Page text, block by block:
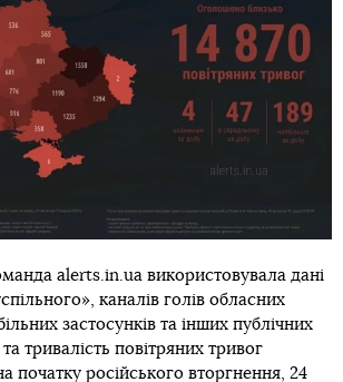
alerts.in.ua використовувала дані
каналів голів обласних
застосунків та інших публічних
тривалість повітряних тривог
початку російського вторгнення, 24